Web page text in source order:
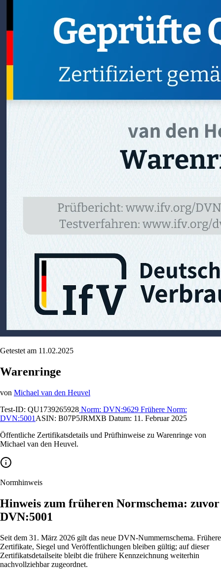
Getestet am 11.02.2025
Warenringe
von Michael van den Heuvel
Test-ID: QU1739265928 Norm: DVN:9629 Frühere Norm:
DVN:5001 ASIN: B07P5JRMXB Datum: 11. Februar 2025
Öffentliche Zertifikatsdetails und Prüfhinweise zu Warenringe von
Michael van den Heuvel.
Normhinweis
Hinweis zum früheren Normschema: zuvor
DVN:5001
Seit dem 31. März 2026 gilt das neue DVN-Nummernschema. Frühere
Zertifikate, Siegel und Veröffentlichungen bleiben gültig; auf dieser
Zertifikatsdetailseite bleibt die frühere Kennzeichnung weiterhin
nachvollziehbar zugeordnet.